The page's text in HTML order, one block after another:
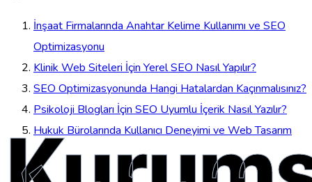
İnşaat Firmalarında Anahtar Kelime Kullanımı ve SEO
Optimizasyonu
Klinik Web Siteleri İçin Yerel SEO Nasıl Yapılır?
SEO Optimizasyonunda Hangi Hatalardan Kaçınmalısınız?
Psikoloji Blogları İçin SEO Uyumlu İçerik Nasıl Yazılır?
Hukuk Bürolarında Kullanıcı Deneyimi ve Web Tasarım